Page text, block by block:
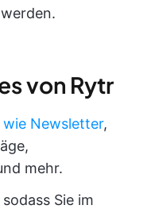
von Rytr
wie Newsletter,
mehr.
Sie im